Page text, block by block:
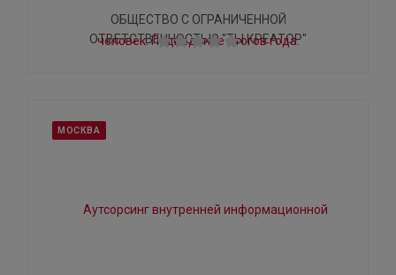
ОБЩЕСТВО С ОГРАНИЧЕННОЙ
ОТВЕТСТВЕННОСТЬЮ "ТЫ КРЕАТОР"
МОСКВА